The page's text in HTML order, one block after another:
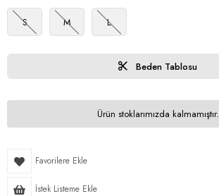
S M L
Beden Tablosu
Ürün stoklarımızda kalmamıştır.
Favorilere Ekle
İstek Listeme Ekle